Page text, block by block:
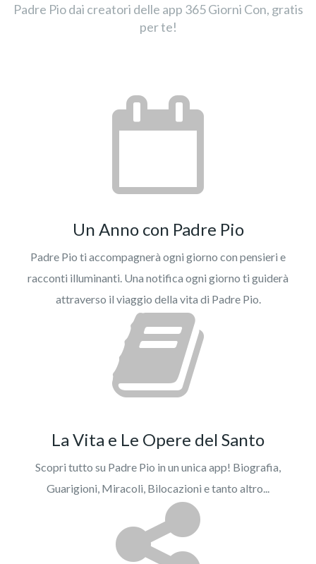
Padre Pio dai creatori delle app 365 Giorni Con, gratis
per te!
Un Anno con Padre Pio
Padre Pio ti accompagnerà ogni giorno con pensieri e
racconti illuminanti. Una notifica ogni giorno ti guiderà
attraverso il viaggio della vita di Padre Pio.
La Vita e Le Opere del Santo
Scopri tutto su Padre Pio in un unica app! Biografia,
Guarigioni, Miracoli, Bilocazioni e tanto altro...